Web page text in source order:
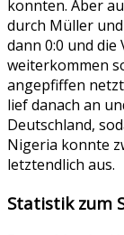
konnten. Aber
durch Müller
dann 0:0 und
weiterkommen
angepfiffen
lief danach an
Deutschland,
Nigeria konnte
letztendlich aus.
Statistik zum